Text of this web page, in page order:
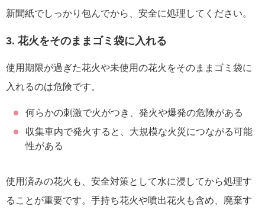
新聞紙でしっかり包んでから、安全に処理してください。
3. 花火をそのままゴミ袋に入れる
使用期限が過ぎた花火や未使用の花火をそのままゴミ袋に
入れるのは危険です。
何らかの刺激で火がつき、発火や爆発の危険がある
収集車内で発火すると、大規模な火災につながる可能
性がある
使用済みの花火も、安全対策として水に浸してから処理す
ることが重要です。手持ち花火や噴出花火も含め、廃棄す